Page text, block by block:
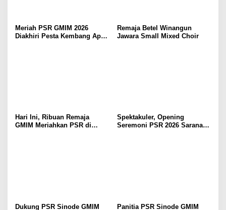
Meriah PSR GMIM 2026
Diakhiri Pesta Kembang Api,
Remaja Betel Winangun
Jawara Small Mixed Choir
Hari Ini, Ribuan Remaja
GMIM Meriahkan PSR di
Spektakuler, Opening
Seremoni PSR 2026 Sarana
Dukung PSR Sinode GMIM
Panitia PSR Sinode GMIM